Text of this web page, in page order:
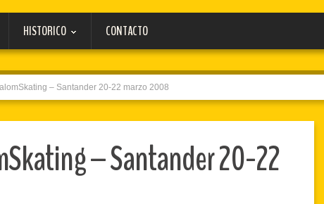
HISTORICO CONTACTO
– Santander 20-22 marzo 2008
– Santander 20-22